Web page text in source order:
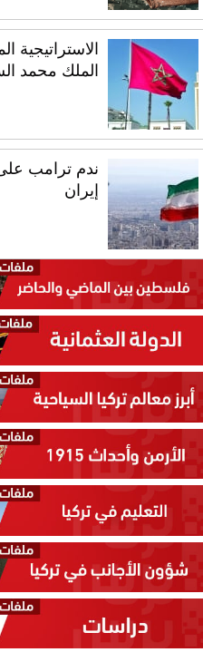
الاستراتيجية
الملك محمد
ندم ترامب
إيران